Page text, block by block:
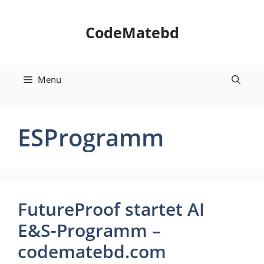
CodeMatebd
Menu
ESProgramm
FutureProof startet AI
E&S-Programm –
codematebd.com